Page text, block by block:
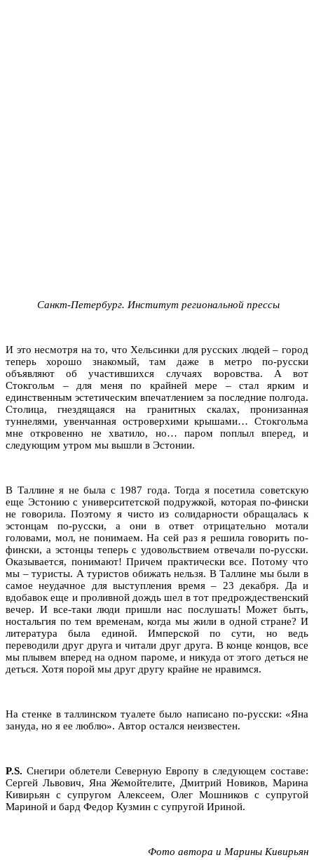
Санкт-Петербург. Институт региональной прессы
И это несмотря на то, что Хельсинки для русских людей – город
теперь хорошо знакомый, там даже в метро по-русски
объявляют об участившихся случаях воровства. А вот
Стокгольм – для меня по крайней мере – стал ярким и
единственным эстетическим впечатлением за последние полгода.
Столица, гнездящаяся на гранитных скалах, пронизанная
туннелями, увенчанная островерхими крышами… Стокгольма
мне откровенно не хватило, но… паром поплыл вперед, и
следующим утром мы вышли в Эстонии.
В Таллине я не была с 1987 года. Тогда я посетила советскую
еще Эстонию с университетской подружкой, которая по-фински
не говорила. Поэтому я чисто из солидарности обращалась к
эстонцам по-русски, а они в ответ отрицательно мотали
головами, мол, не понимаем. На сей раз я решила говорить по-
фински, а эстонцы теперь с удовольствием отвечали по-русски.
Оказывается, понимают! Причем практически все. Потому что
мы – туристы. А туристов обижать нельзя. В Таллине мы были в
самое неудачное для выступления время – 23 декабря. Да и
вдобавок еще и проливной дождь шел в тот предрождественский
вечер. И все-таки люди пришли нас послушать! Может быть,
ностальгия по тем временам, когда мы жили в одной стране? И
литература была единой. Имперской по сути, но ведь
переводили друг друга и читали друг друга. В конце концов, все
мы плывем вперед на одном пароме, и никуда от этого деться не
деться. Хотя порой мы друг другу крайне не нравимся.
На стенке в таллинском туалете было написано по-русски: «Яна
зануда, но я ее люблю». Автор остался неизвестен.
P.S. Снегири облетели Северную Европу в следующем составе:
Сергей Львович, Яна Жемойтелите, Дмитрий Новиков, Марина
Кивирьян с супругом Алексеем, Олег Мошников с супругой
Мариной и бард Федор Кузмин с супругой Ириной.
Фото автора и Марины Кивирьян